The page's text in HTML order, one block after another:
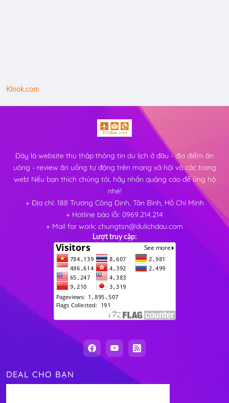
Klook.com
Đây là website thu thập thông tin du lịch ở đâu - địa điểm ăn
uông - review ăn uống tự động trên mạng xã hội và các trang
web! Nếu bạn thích chúng tôi, hãy nhấn quảng cáo để ủng hộ
nhé!
+ Địa chỉ: 188 Trương Công Định, Tân Bình, Hồ Chí Minh
+ Hotline báo lỗi: 0969.214.214
+ Mail for work: chungtsn@dulichdau.com
Lượt truy cập:
DEAL CHO BẠN